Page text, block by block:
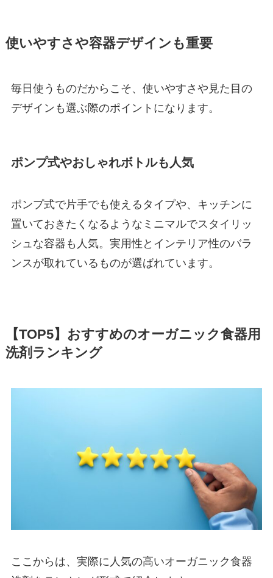
使いやすさや容器デザインも重要
毎日使うものだからこそ、使いやすさや見た目の
デザインも選ぶ際のポイントになります。
ポンプ式やおしゃれボトルも人気
ポンプ式で片手でも使えるタイプや、キッチンに
置いておきたくなるようなミニマルでスタイリッ
シュな容器も人気。実用性とインテリア性のバラ
ンスが取れているものが選ばれています。
【TOP5】おすすめのオーガニック食器用
洗剤ランキング
ここからは、実際に人気の高いオーガニック食器